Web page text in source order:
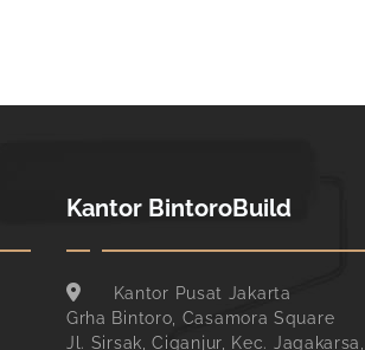
Kantor BintoroBuild
Kantor Pusat Jakarta
Grha Bintoro, Casamora Square
Jl. Sirsak, Ciganjur, Kec. Jagakarsa,